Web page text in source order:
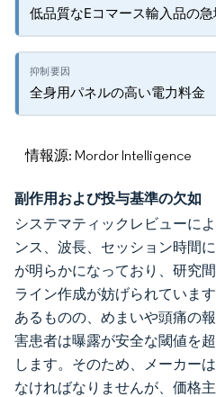
低品質なEコマース輸入品の
全身用パネルの高い電力料金
情報源: Mordor Intelligence
副作用および投与基準の欠如
システマティックレビューに
ンス、波長、セッション時間
が明らかになっており、研究
ライン作成が妨げられていま
あるものの、めまいや頭痛の
害患者は曝露が安全な閾値を
します。そのため、メーカー
なければなりませんが、価格